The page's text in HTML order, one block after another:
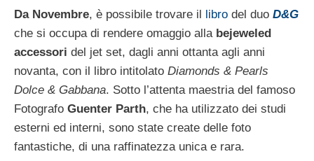
Da Novembre, è possibile trovare il libro del duo D&G
che si occupa di rendere omaggio alla bejeweled
accessori del jet set, dagli anni ottanta agli anni
novanta, con il libro intitolato Diamonds & Pearls
Dolce & Gabbana. Sotto l’attenta maestria del famoso
Fotografo Guenter Parth, che ha utilizzato dei studi
esterni ed interni, sono state create delle foto
fantastiche, di una raffinatezza unica e rara.